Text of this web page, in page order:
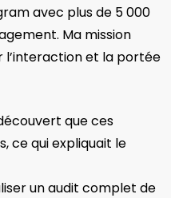
avec plus de 5 000
Ma mission
l’interaction et la portée
que ces
ce qui expliquait le
un audit complet de